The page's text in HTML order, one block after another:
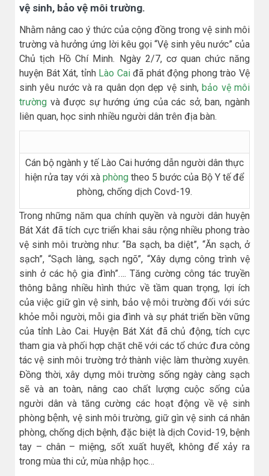
vệ sinh, bảo vệ môi trường.
Nhằm nâng cao ý thức của cộng đồng trong vệ sinh môi
trường và hưởng ứng lời kêu gọi “Vệ sinh yêu nước” của
Chủ tịch Hồ Chí Minh. Ngày 2/7, cơ quan chức năng
huyện Bát Xát, tỉnh Lào Caiđã phát động phong trào Vệ
sinh yêu nước và ra quân dọn dẹp vệ sinh,bảo vệ môi
trường và được sự hướng ứng của các sở, ban, ngành
liên quan, học sinh nhiều người dân trên địa bàn.
Cán bộ ngành y tế Lào Cai hướng dẫn người dân thực
hiện rửa tay với xà phòng theo 5 bước của Bộ Y tế để
phòng, chống dịch Covd-19.
Trong những năm qua chính quyền và người dân huyện
Bát Xát đã tích cực triển khai sâu rộng nhiều phong trào
vệ sinh môi trường như: “Ba sạch, ba diệt”, “Ăn sạch, ở
sạch”, “Sạch làng, sạch ngõ”, “Xây dựng công trình vệ
sinh ở các hộ gia đình”…. Tăng cường công tác truyền
thông bằng nhiều hình thức về tầm quan trọng, lợi ích
của việc giữ gìn vệ sinh, bảo vệ môi trường đối với sức
khỏe mỗi người, mỗi gia đình và sự phát triển bền vững
của tỉnh Lào Cai. Huyện Bát Xát đã chủ động, tích cực
tham gia và phối hợp chặt chẽ với các tổ chức đưa công
tác vệ sinh môi trường trở thành việc làm thường xuyên.
Đồng thời, xây dựng môi trường sống ngày càng sạch
sẽ và an toàn, nâng cao chất lượng cuộc sống của
người dân và tăng cường các hoạt động về vệ sinh
phòng bệnh, vệ sinh môi trường, giữ gìn vệ sinh cá nhân
phòng, chống dịch bệnh, đặc biệt là dịch Covid-19, bệnh
tay – chân – miệng, sốt xuất huyết, không để xảy ra
trong mùa thi cử, mùa nhập học…